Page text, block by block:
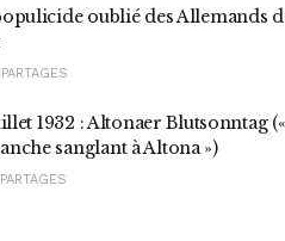
oublié des Allemands
1932 : Altonaer Blutsonntag («
sanglant à Altona »)